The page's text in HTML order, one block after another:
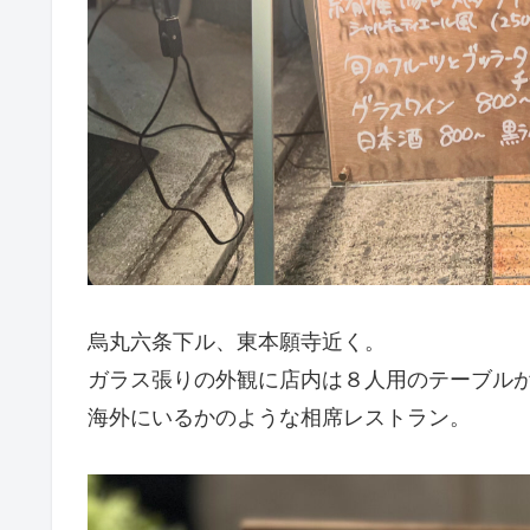
烏丸六条下ル、東本願寺近く。
ガラス張りの外観に店内は８人用のテーブル
海外にいるかのような相席レストラン。